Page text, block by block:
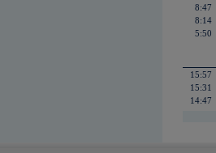
8:47
8:14
5:50
15:57
15:31
14:47